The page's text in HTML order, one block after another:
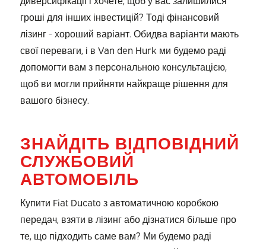
гроші для інших інвестицій? Тоді фінансовий
лізинг - хороший варіант. Обидва варіанти мають
свої переваги, і в Van den Hurk ми будемо раді
допомогти вам з персональною консультацією,
щоб ви могли прийняти найкраще рішення для
вашого бізнесу.
ЗНАЙДІТЬ ВІДПОВІДНИЙ
СЛУЖБОВИЙ
АВТОМОБІЛЬ
Купити Fiat Ducato з автоматичною коробкою
передач, взяти в лізинг або дізнатися більше про
те, що підходить саме вам? Ми будемо раді